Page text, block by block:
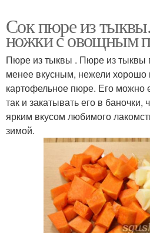
Сок пюре из
ножки с овощным
Пюре из тыквы . Пюре из тыквы
менее вкусным, нежели хорошо
картофельное пюре. Его можно
так и закатывать его в баночки,
ярким вкусом любимого
зимой.